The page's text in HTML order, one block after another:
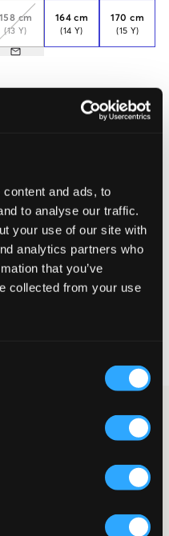
and ads, to
to analyse our traffic.
your use of our site with
analytics partners who
that you’ve
collected from your use
158 cm
(13 Y)
164 cm
(14 Y)
170 cm
(15 Y)
har sidelommer og i
er justerbar på innsiden
komfortabel som mulig.